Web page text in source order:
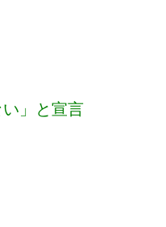
」と宣言